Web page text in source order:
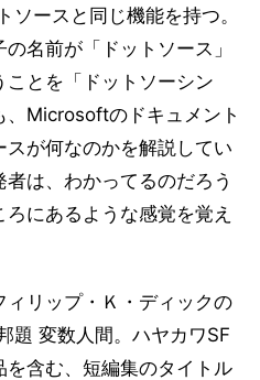
ソースと同じ機能を持つ。
名前が「ドットソース」
とを「ドットソーシン
、Microsoftのドキュメント
が何なのかを解説してい
は、わかってるのだろう
にあるような感覚を覚え
リップ・Ｋ・ディックの
題 変数人間。ハヤカワSF
含む、短編集のタイトル